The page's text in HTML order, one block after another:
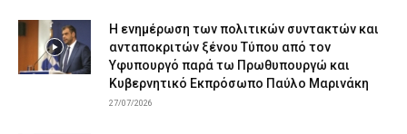
Η ενημέρωση των πολιτικών συντακτών και
ανταποκριτών ξένου Τύπου από τον
Υφυπουργό παρά τω Πρωθυπουργώ και
Κυβερνητικό Εκπρόσωπο Παύλο Μαρινάκη
27/07/2026